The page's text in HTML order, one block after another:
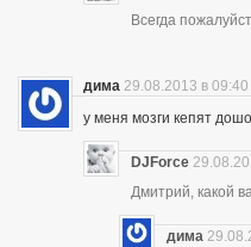
Всегда
дима 29.08.2013 в 09:40
у меня мозги кепят
DJForce
Дмитрий, какой
дима